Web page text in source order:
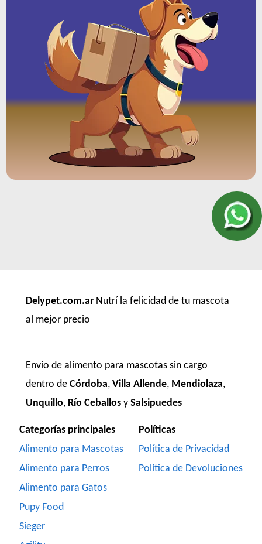
Delypet.com.ar Nutrí la felicidad de tu mascota
al mejor precio
Envío de alimento para mascotas sin cargo
dentro de Córdoba, Villa Allende, Mendiolaza,
Unquillo, Río Ceballos y Salsipuedes
Categorías principales
Alimento para Mascotas
Alimento para Perros
Alimento para Gatos
Pupy Food
Sieger
Políticas
Política de Privacidad
Política de Devoluciones